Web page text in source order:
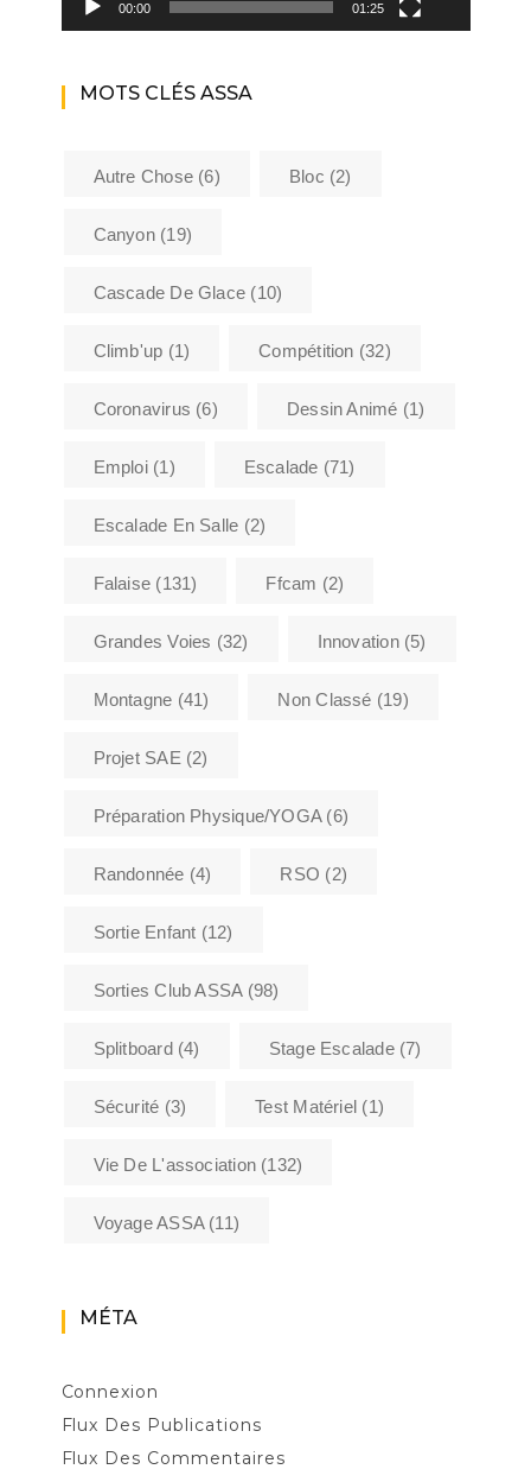
00:00 01:25
MOTS CLÉS ASSA
Autre Chose(6) Bloc (2)
Canyon(19)
Cascade De Glace (10)
Climb'up (1) Compétition (32)
Coronavirus (6) Dessin Animé (1)
Emploi(1) Escalade (71)
Escalade En Salle (2)
Falaise (131) Ffcam (2)
Grandes Voies (32) Innovation(5)
Montagne (41) Non Classé (19)
Projet SAE (2)
Préparation Physique/YOGA(6)
Randonnée (4) RSO (2)
Sortie Enfant (12)
Sorties Club ASSA(98)
Splitboard(4) Stage Escalade(7)
Sécurité (3) Test Matériel (1)
Vie De L'association (132)
Voyage ASSA(11)
MÉTA
Connexion
Flux Des Publications
Flux Des Commentaires